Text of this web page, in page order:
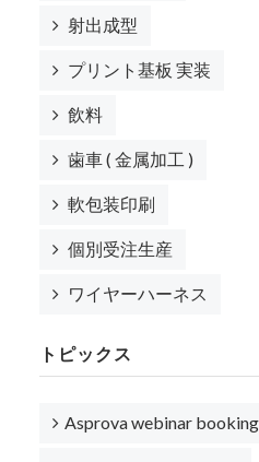
射出成型
プリント基板 実装
飲料
歯車 ( 金属加工 )
軟包装印刷
個別受注生産
ワイヤーハーネス
トピックス
Asprova webinar booking